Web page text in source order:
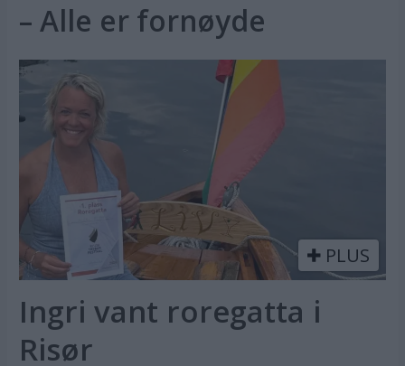
– Alle er fornøyde
PLUS
Ingri vant roregatta i
Risør